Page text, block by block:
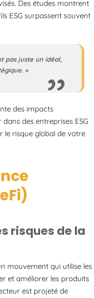
Des études montrent
ESG surpassent souvent
pas juste un idéal,
»
des impacts
des entreprises ESG
le risque global de votre
risques de la
mouvement qui utilise les
et améliorer les produits
est projeté de